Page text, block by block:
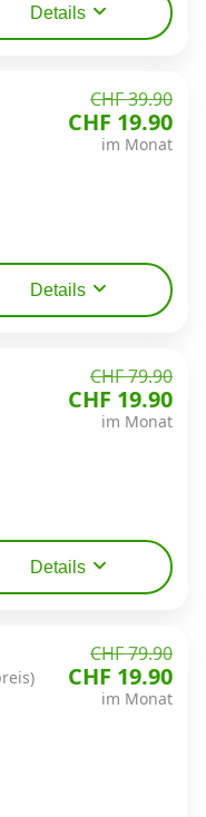
Details
CHF 39.90
CHF 19.90
im Monat
Details
CHF 79.90
CHF 19.90
im Monat
Details
CHF 79.90
CHF 19.90
im Monat